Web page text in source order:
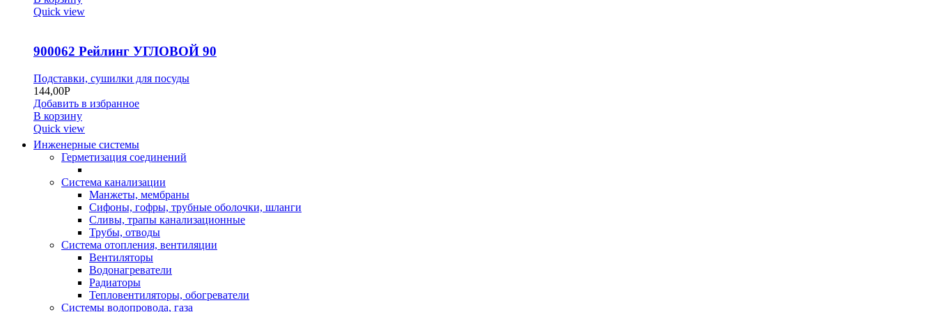
Quick view
900062 Рейлинг УГЛОВОЙ 90
Подставки, сушилки для посуды
144,00Р
Добавить в избранное
В корзину
Quick view
Инженерные системы
Герметизация соединений
Система канализации
Манжеты, мембраны
Сифоны, гофры, трубные оболочки, шланги
Сливы, трапы канализационные
Трубы, отводы
Система отопления, вентиляции
Вентиляторы
Водонагреватели
Радиаторы
Тепловентиляторы, обогреватели
Системы водопровода, газа